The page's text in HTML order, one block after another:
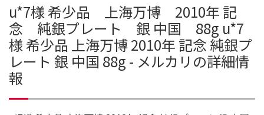
u*7様 希少品 上海万博 2010年 記
念 純銀プレート 銀 中国 88g u*7
様 希少品 上海万博 2010年 記念 純銀プ
レート 銀 中国 88g - メルカリの詳細情
報